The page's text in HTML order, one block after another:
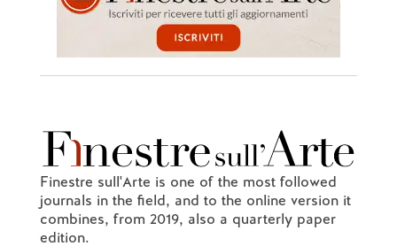
Finestre sull'Arte is one of the most followed
journals in the field, and to the online version it
combines, from 2019, also a quarterly paper
edition.